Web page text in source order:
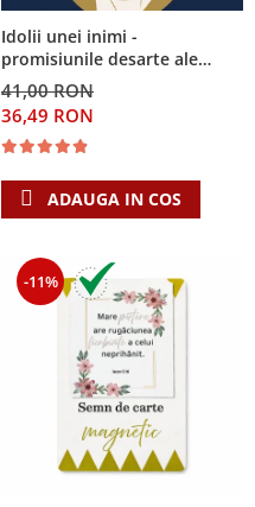
Idolii unei inimi -
promisiunile desarte ale
banilor, sexului si puterii si
Singura Nadejde care
conteaza
41,00 RON
36,49 RON
ADAUGA IN COS
-11%